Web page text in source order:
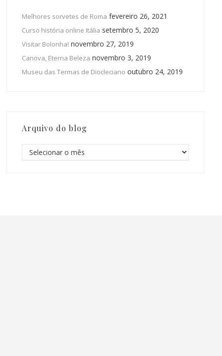
Melhores sorvetes de Roma fevereiro 26, 2021
Curso história online Itália setembro 5, 2020
Visitar Bolonha! novembro 27, 2019
Canova, Eterna Beleza novembro 3, 2019
Museu das Termas de Diocleciano outubro 24, 2019
Arquivo do blog